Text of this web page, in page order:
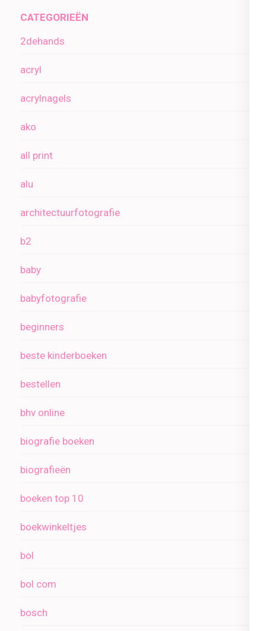
CATEGORIEËN
2dehands
acryl
acrylnagels
ako
all print
alu
architectuurfotografie
b2
baby
babyfotografie
beginners
beste kinderboeken
bestellen
bhv online
biografie boeken
biografieën
boeken top 10
boekwinkeltjes
bol
bol com
bosch